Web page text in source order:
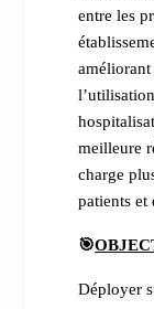
entre les
meilleure
charge
patients et
🎯
Déployer